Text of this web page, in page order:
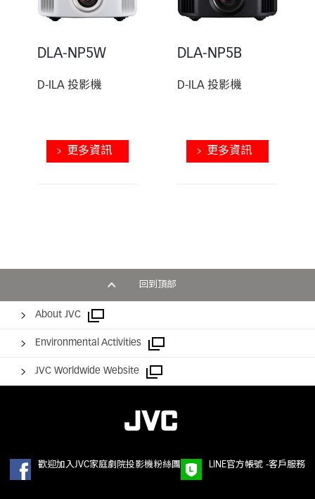
DLA-NP5W
D-ILA 投影機
更多資訊
DLA-NP5B
D-ILA 投影機
更多資訊
回到頂部
About JVC
Environmental Activities
JVC Worldwide Website
歡迎加入JVC家庭劇院投影機粉絲團 LINE官方帳號 -客戶服務